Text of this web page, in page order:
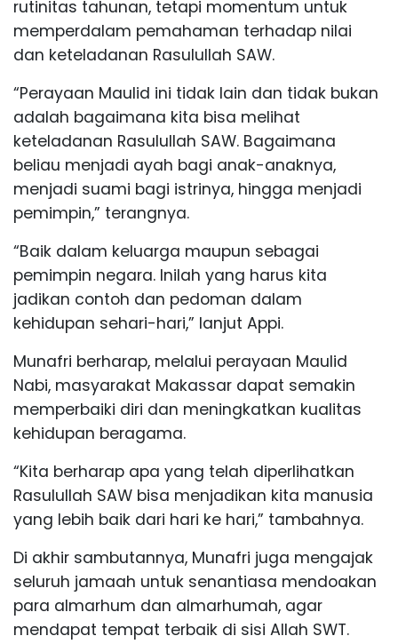
rutinitas tahunan, tetapi momentum untuk
memperdalam pemahaman terhadap nilai
dan keteladanan Rasulullah SAW.
“Perayaan Maulid ini tidak lain dan tidak bukan
adalah bagaimana kita bisa melihat
keteladanan Rasulullah SAW. Bagaimana
beliau menjadi ayah bagi anak-anaknya,
menjadi suami bagi istrinya, hingga menjadi
pemimpin,” terangnya.
“Baik dalam keluarga maupun sebagai
pemimpin negara. Inilah yang harus kita
jadikan contoh dan pedoman dalam
kehidupan sehari-hari,” lanjut Appi.
Munafri berharap, melalui perayaan Maulid
Nabi, masyarakat Makassar dapat semakin
memperbaiki diri dan meningkatkan kualitas
kehidupan beragama.
“Kita berharap apa yang telah diperlihatkan
Rasulullah SAW bisa menjadikan kita manusia
yang lebih baik dari hari ke hari,” tambahnya.
Di akhir sambutannya, Munafri juga mengajak
seluruh jamaah untuk senantiasa mendoakan
para almarhum dan almarhumah, agar
mendapat tempat terbaik di sisi Allah SWT.